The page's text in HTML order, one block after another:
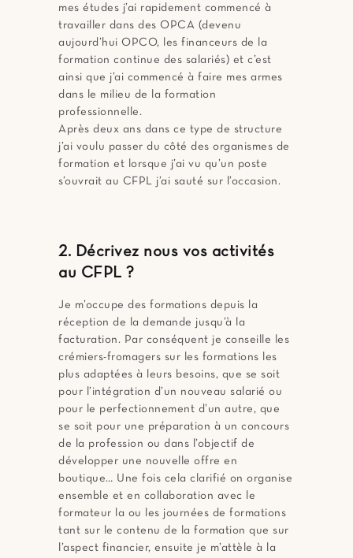
mes études j’ai rapidement commencé à
travailler dans des OPCA (devenu
aujourd’hui OPCO, les financeurs de la
formation continue des salariés) et c’est
ainsi que j’ai commencé à faire mes armes
dans le milieu de la formation
professionnelle.
Après deux ans dans ce type de structure
j’ai voulu passer du côté des organismes de
formation et lorsque j’ai vu qu’un poste
s’ouvrait au CFPL j’ai sauté sur l’occasion.
2. Décrivez nous vos activités
au CFPL ?
Je m’occupe des formations depuis la
réception de la demande jusqu’à la
facturation. Par conséquent je conseille les
crémiers-fromagers sur les formations les
plus adaptées à leurs besoins, que se soit
pour l’intégration d’un nouveau salarié ou
pour le perfectionnement d’un autre, que
se soit pour une préparation à un concours
de la profession ou dans l’objectif de
développer une nouvelle offre en
boutique… Une fois cela clarifié on organise
ensemble et en collaboration avec le
formateur la ou les journées de formations
tant sur le contenu de la formation que sur
l’aspect financier, ensuite je m’attèle à la